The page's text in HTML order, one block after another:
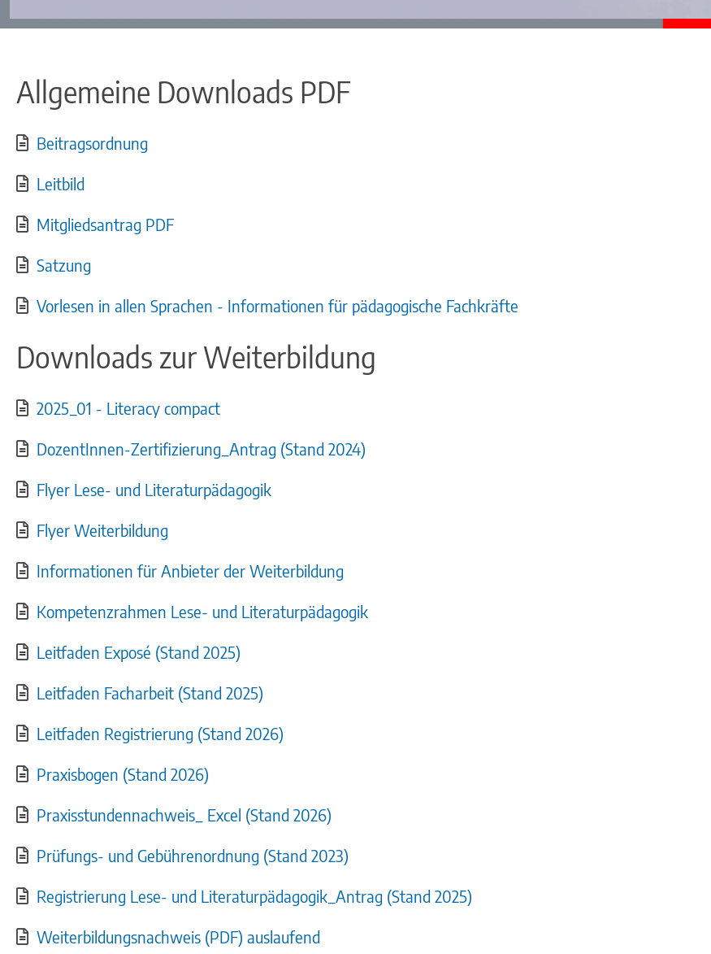
Allgemeine Downloads PDF
Beitragsordnung
Leitbild
Mitgliedsantrag PDF
Satzung
Vorlesen in allen Sprachen - Informationen für pädagogische Fachkräfte
Downloads zur Weiterbildung
2025_01 - Literacy compact
DozentInnen-Zertifizierung_Antrag (Stand 2024)
Flyer Lese- und Literaturpädagogik
Flyer Weiterbildung
Informationen für Anbieter der Weiterbildung
Kompetenzrahmen Lese- und Literaturpädagogik
Leitfaden Exposé (Stand 2025)
Leitfaden Facharbeit (Stand 2025)
Leitfaden Registrierung (Stand 2026)
Praxisbogen (Stand 2026)
Praxisstundennachweis_ Excel (Stand 2026)
Prüfungs- und Gebührenordnung (Stand 2023)
Registrierung Lese- und Literaturpädagogik_Antrag (Stand 2025)
Weiterbildungsnachweis (PDF) auslaufend